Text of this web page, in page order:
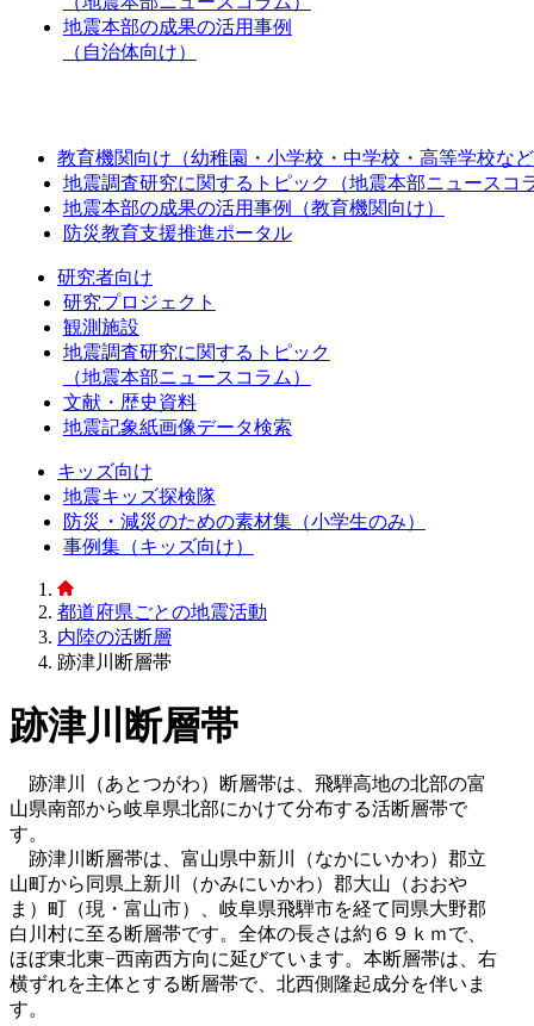
地震本部の成果の活用事例
（自治体向け）
教育機関向け（幼稚園・小学校・中学校・高等学校な
地震調査研究に関するトピック（地震本部ニュースコ
地震本部の成果の活用事例（教育機関向け）
防災教育支援推進ポータル
研究者向け
研究プロジェクト
観測施設
地震調査研究に関するトピック
（地震本部ニュースコラム）
文献・歴史資料
地震記象紙画像データ検索
キッズ向け
地震キッズ探検隊
防災・減災のための素材集（小学生のみ）
事例集（キッズ向け）
都道府県ごとの地震活動
内陸の活断層
跡津川断層帯
跡津川断層帯
跡津川（あとつがわ）断層帯は、飛騨高地の北部の富
山県南部から岐阜県北部にかけて分布する活断層帯で
す。
跡津川断層帯は、富山県中新川（なかにいかわ）郡立
山町から同県上新川（かみにいかわ）郡大山（おおや
ま）町（現・富山市）、岐阜県飛騨市を経て同県大野郡
白川村に至る断層帯です。全体の長さは約６９ｋｍで、
ほぼ東北東−西南西方向に延びています。本断層帯は、右
横ずれを主体とする断層帯で、北西側隆起成分を伴いま
す。